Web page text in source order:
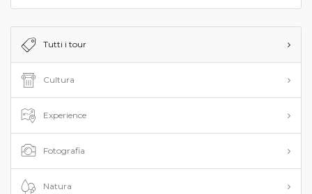
Tutti i tour
Cultura
Experience
Fotografia
Natura